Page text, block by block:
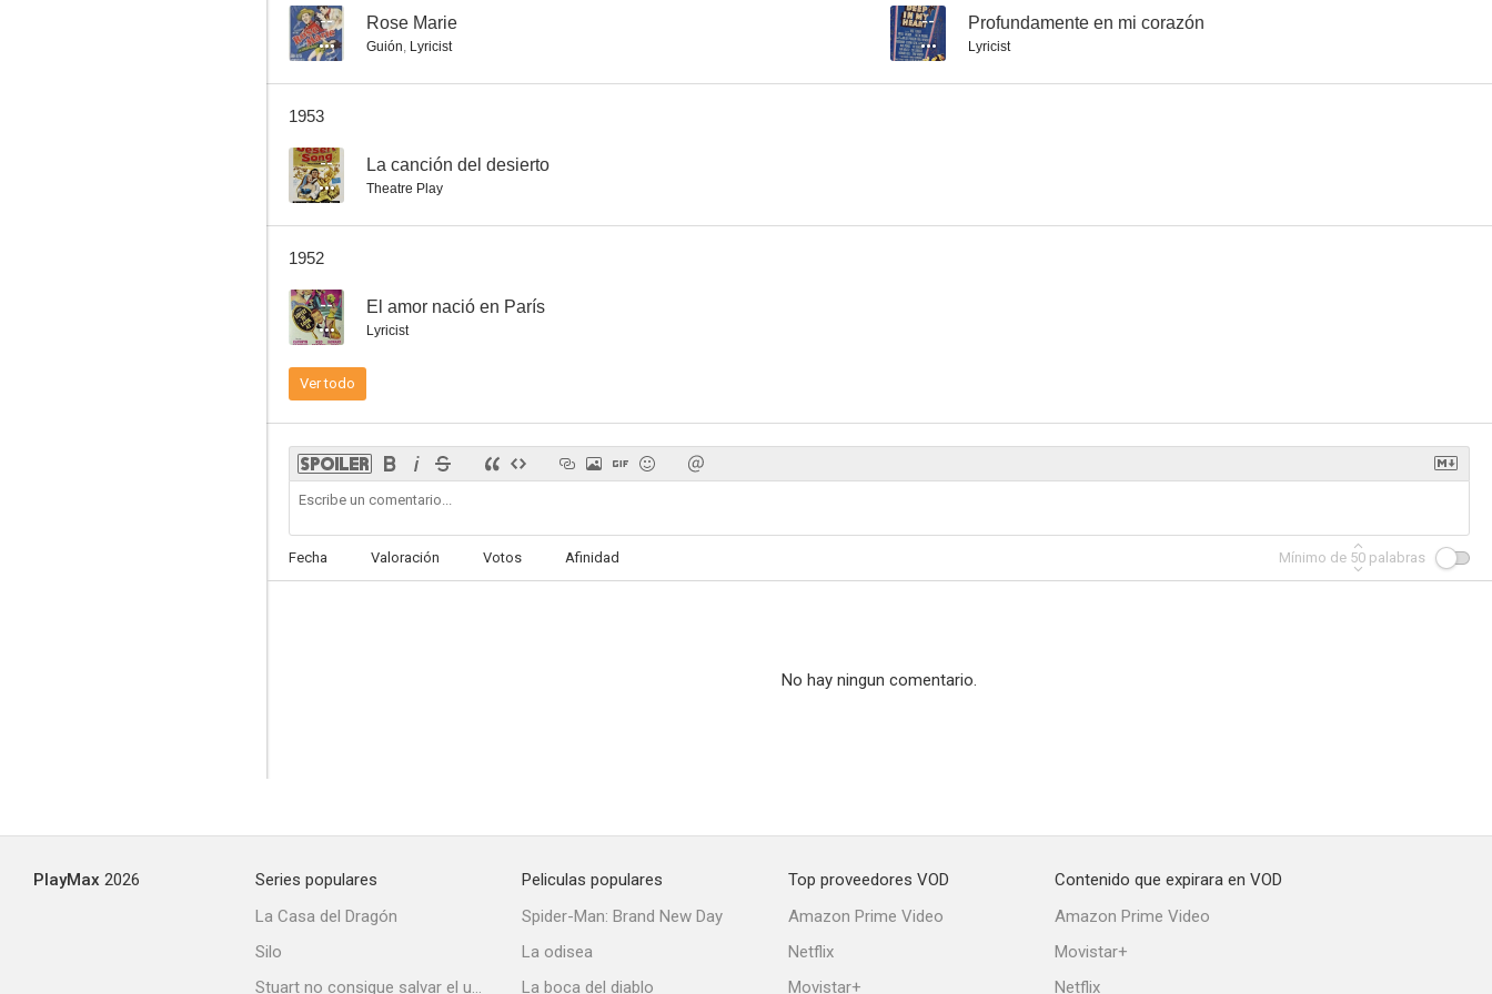
-- Rose Marie
Guión, Lyricist
-- Profundamente en mi corazón
Lyricist
1953
-- La canción del desierto
Theatre Play
1952
-- El amor nació en París
Lyricist
Ver todo
Fecha Valoración Votos Afinidad Mínimo de 50 palabras
No hay ningun comentario.
PlayMax 2026
Series populares
La Casa del Dragón
Silo
Stuart no consigue salvar el universo
Peliculas populares
Spider-Man: Brand New Day
La odisea
La boca del diablo
Top proveedores VOD
Amazon Prime Video
Netflix
Movistar+
Contenido que expirara en VOD
Amazon Prime Video
Movistar+
Netflix